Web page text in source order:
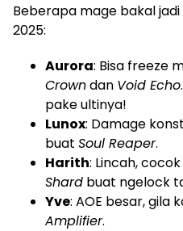
Beberapa mage bakal
2025:
Aurora: Bisa freeze
Crowndan Void Echo
pake ultinya!
Lunox: Damage
buat Soul Reaper.
Harith: Lincah,
Shard buat ngelock
Yve: AOE besar, gila
Amplifier.